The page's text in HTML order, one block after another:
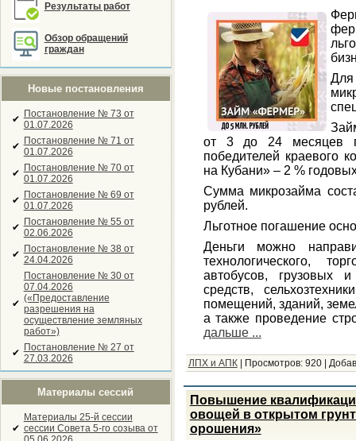
Результаты работ
Обзор обращений
граждан
Новые постановления
✔ Постановление № 73 от
01.07.2026
✔ Постановление № 71 от
01.07.2026
✔ Постановление № 70 от
01.07.2026
✔ Постановление № 69 от
01.07.2026
✔ Постановление № 55 от
02.06.2026
✔ Постановление № 38 от
24.04.2026
✔
Постановление № 30 от
07.04.2026
(«Предоставление
разрешения на
осуществление земляных
работ»)
✔ Постановление № 27 от
27.03.2026
Материалы сессий
✔
Материалы 25-й сессии
сессии Совета 5-го созыва от
от 3 до 24 месяцев
победителей краевого
на Кубани» – 2 %
Сумма микрозайма
рублей.
Льготное погашение
Деньги можно
технологического,
автобусов, грузовых
средств,
помещений, зданий,
а также проведение
дальше ...
ЛПХ и АПК| Просмотров: 920|
Повышение
овощей в открытом
орошения»